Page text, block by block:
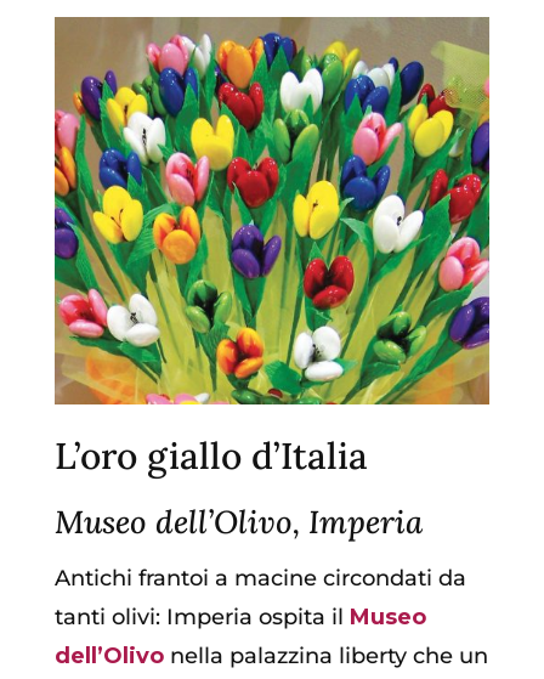
L’oro giallo d’Italia
Museo dell’Olivo, Imperia
Antichi frantoi a macine circondati da
tanti olivi: Imperia ospita il Museo
dell’Olivonella palazzina liberty che un